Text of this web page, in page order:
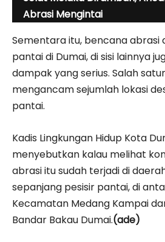
Abrasi Mengintai
Sementara itu, bencana abrasi
pantai di Dumai, di sisi lainnya
dampak yang serius. Salah
mengancam sejumlah lokasi
pantai.
Kadis Lingkungan Hidup Kota
menyebutkan kalau melihat
abrasi itu sudah terjadi di
sepanjang pesisir pantai, di
Kecamatan Medang Kampai
Bandar Bakau Dumai.(ade)